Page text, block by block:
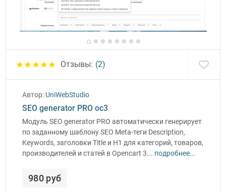
Отзывы: (2)
Автор: UniWebStudio
SEO generator PRO oc3
Модуль SEO generator PRO автоматически генерирует
по заданному шаблону SEO Meta-теги Description,
Keywords, заголовки Title и H1 для категорий, товаров,
производителей и статей в Opencart 3... подробнее...
980 руб